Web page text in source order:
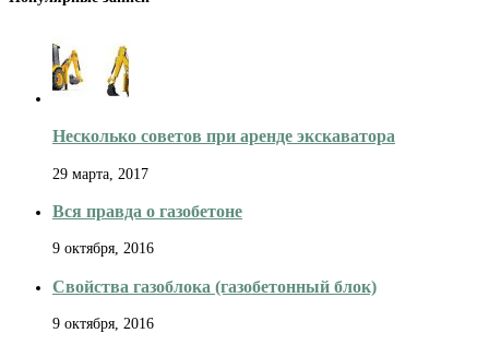
Несколько советов при аренде экскаватора
29 марта, 2017
Вся правда о газобетоне
9 октября, 2016
Свойства газоблока (газобетонный блок)
9 октября, 2016